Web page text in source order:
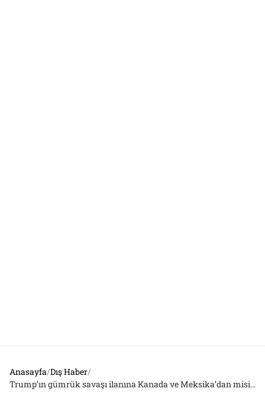
Anasayfa/Dış Haber/
Trump’ın gümrük savaşı ilanına Kanada ve Meksika’dan misilleme